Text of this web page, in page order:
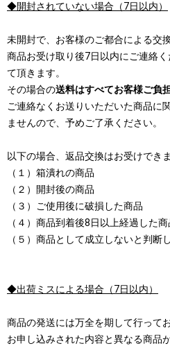
◆開封されていない場合（7日以内）
未開封で、お客様のご都合による交
商品お受け取り後7日以内にご連絡
て頂きます。
その場合の送料はすべてお客様ご負
ご連絡なくお送りいただいた商品に
ませんので、予めご了承ください。
以下の場合、返品交換はお受けできま
（１）箱潰れの商品
（２）開封後の商品
（３）ご使用後に破損した商品
（４）商品到着後8日以上経過した商
（５）商品として成立しないと判断
◆出荷ミスによる場合（7日以内）
商品の発送には万全を期して行って
お申し込みされた内容と異なる商品